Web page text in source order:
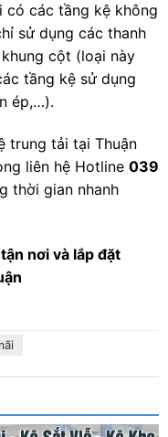
có các tầng kệ không
sử dụng các thanh
cột (loại này
tầng kệ sử dụng
ép,…).
trung tải tại Thuận
liên hệ Hotline 039
thời gian nhanh
nơi và lắp đặt